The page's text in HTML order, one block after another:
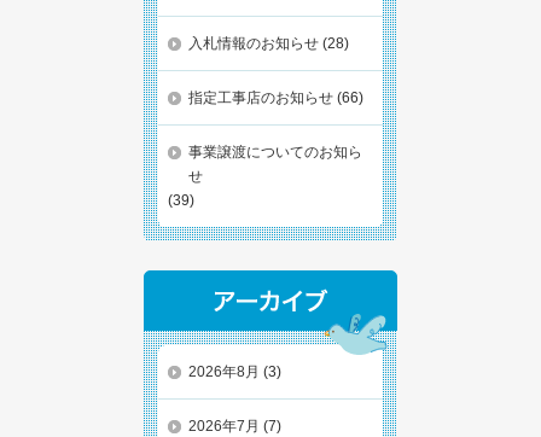
入札情報のお知らせ (28)
指定工事店のお知らせ (66)
事業譲渡についてのお知ら
せ
(39)
2026年8月 (3)
2026年7月 (7)